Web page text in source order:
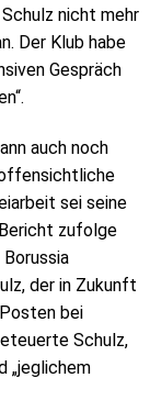
nicht mehr
Der Klub habe
Gespräch
auch noch
sei seine
zufolge
der in Zukunft
bei
Schulz,
„jeglichem